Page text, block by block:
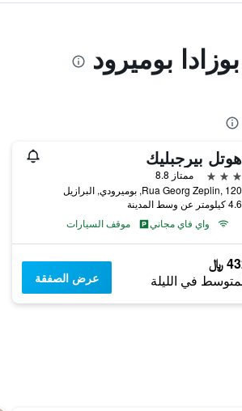
بوميرود
هوتل بيرجبليك
3 نجوم
ممتاز 8.8
Rua Georg Zeplin, 120, بوميرودي, البرازيل
4.6 كيلومتر عن وسط المدينة
واي فاي مجاني
موقف السيارات
﷼
في الليلة عرض الصفقة